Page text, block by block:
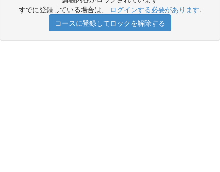
すでに登録している場合は、 ログインする必要があります.
コースに登録してロックを解除する